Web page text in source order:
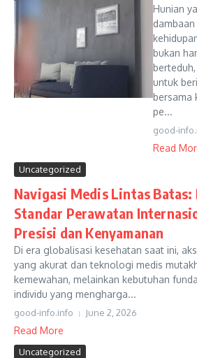
Hunian
bukan
untuk
bersama
pe...
good-
Read
Uncategorized
Navigasi Medis Lintas Batas:
Standar Perawatan
Presisi dan Kenyamanan
Di era globalisasi kesehatan saat ini,
yang akurat dan teknologi medis
kemewahan, melainkan kebutuhan
individu yang mengharga...
good-info.info June 2, 2026
Read More
Uncategorized